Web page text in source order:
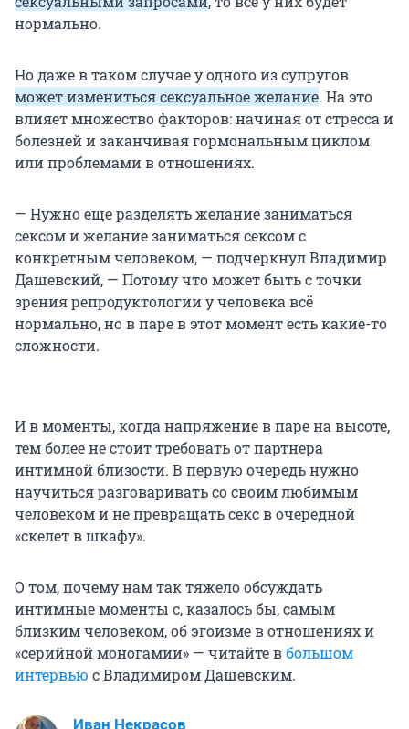
нормально.
Но даже в таком случае у одного из супругов
может измениться сексуальное желание. На это
влияет множество факторов: начиная от стресса и
болезней и заканчивая гормональным циклом
или проблемами в отношениях.
— Нужно еще разделять желание заниматься
сексом и желание заниматься сексом c
конкретным человеком, — подчеркнул Владимир
Дашевский, — Потому что может быть с точки
зрения репродуктологии у человека всё
нормально, но в паре в этот момент есть какие-то
сложности.
И в моменты, когда напряжение в паре на высоте,
тем более не стоит требовать от партнера
интимной близости. В первую очередь нужно
научиться разговаривать со своим любимым
человеком и не превращать секс в очередной
«скелет в шкафу».
О том, почему нам так тяжело обсуждать
интимные моменты с, казалось бы, самым
близким человеком, об эгоизме в отношениях и
«серийной моногамии» — читайте вбольшом
интервью с Владимиром Дашевским.
Иван Некрасов